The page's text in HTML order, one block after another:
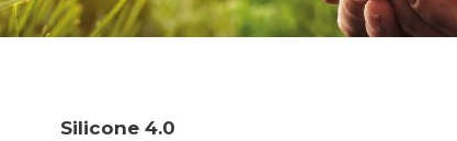
Silicone 4.0